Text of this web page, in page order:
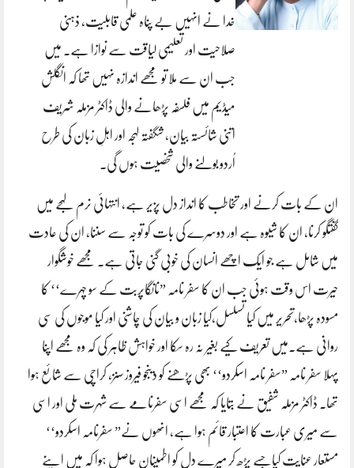
خدا نے انہیں بے پناہ علمی قابلیت، ذہنی
صلاحیت اور تعلیمی لیاقت سے نوازا ہے۔ میں
جب ان سے ملا تو مجھے اندازہ نہیں تھا کہ انگلش
میڈیم میں فلسفہ پڑھانے والی ڈاکٹر مزملہ شریف
اتنی شائستہ بیان، شگفتہ لہجہ اور اہلِ زبان کی طرح
اُردو بولنے والی شخصیت ہوں گی۔
ان کے بات کرنے اور تخاطب کا انداز دل پزیر ہے، انتہائی نرم لہجے میں
گفتگو کرنا، ان کا شیوہ ہے اور دوسرے کی بات کو توجہ سے سننا، ان کی عادت
میں شامل ہے جو ایک اچھے انسان کی خوبی گنی جاتی ہے. مجھے خوشگوار
حیرت اس وقت ہوئی جب ان کا سفر نامہ ”نانگاپربت کے سو چہرے‘‘ کا
مسودہ پڑھا،تحریر میں کیا تسلسل،کیا زبان و بیان کی چاشنی اور کیا موجوں کی سی
روانی ہے۔میں تعریف کیے بغیر نہ رہ سکا اور خواہش ظاہر کی کہ وہ مجھے اپنا
پہلا سفر نامہ ”سفر نامہ اسکردو‘‘ بھی پڑھنے کو دیںجو فیروز سنز، کراچی سے شائع ہوا
تھا۔ ڈاکٹر مزملہ شفیق نے بتایا کہ مجھے اسی سفرنامے سے شہرت ملی اور اسی
سے میری عبارت کا اعتبار قائم ہوا ہے، انھوں نے” سفرنامہ اسکردو‘‘
مستعار عنایت کیاجسے پڑھ کر میرے دل کو اطمینان حاصل ہوا کہ میں اپنے